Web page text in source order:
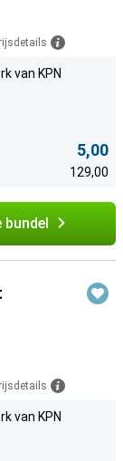
van KPN
5,00
129,00
bundel
van KPN